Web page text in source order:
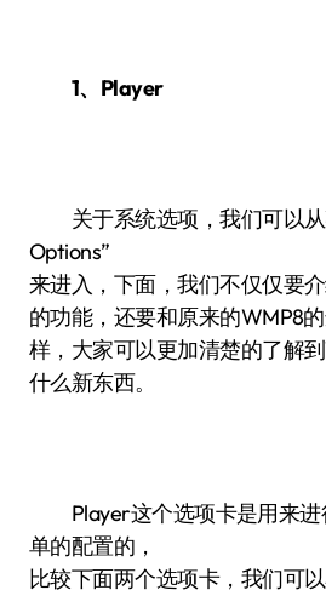
1、Player
关于系统选项，我们可以从
Options”
来进入，下面，我们不仅仅要
的功能，还要和原来的WMP8
样，大家可以更加清楚的了解
什么新东西。
Player这个选项卡是用来进
单的配置的，
比较下面两个选项卡，我们可